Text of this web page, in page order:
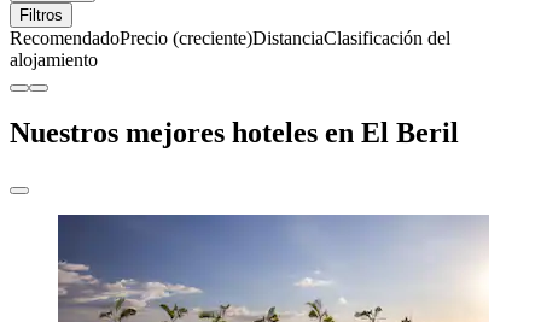
Filtros
RecomendadoPrecio (creciente)DistanciaClasificación del
alojamiento
Nuestros mejores hoteles en El Beril